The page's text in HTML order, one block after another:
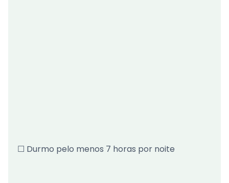
☐ Durmo pelo menos 7 horas por noite